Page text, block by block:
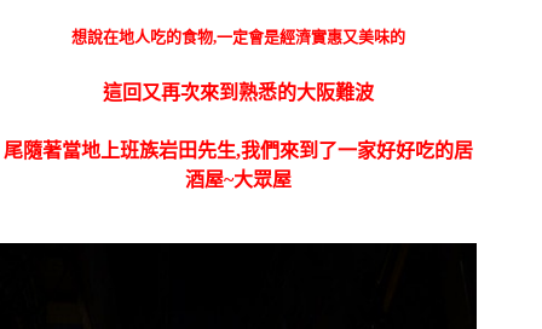
想說在地人吃的食物,一定會是經濟實惠又美味的
這回又再次來到熟悉的大阪難波
尾隨著當地上班族岩田先生,我們來到了一家好好吃的居
酒屋~大眾屋